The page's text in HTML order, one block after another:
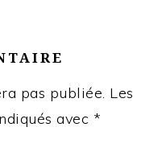
pas publiée. Les
avec *